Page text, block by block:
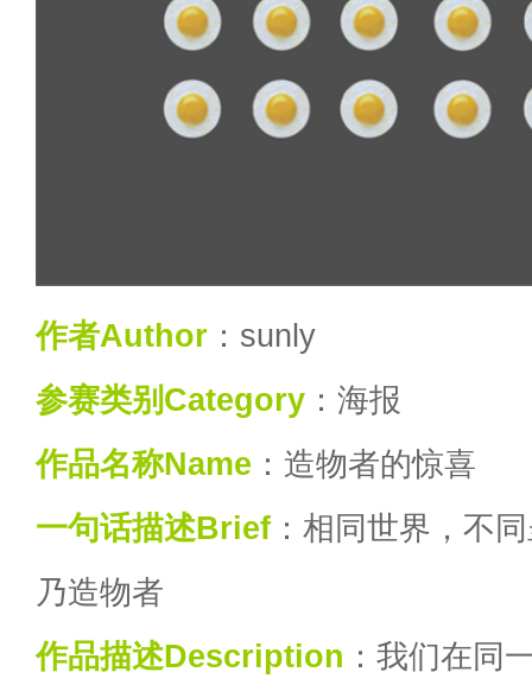
作者Author ：sunly
参赛类别Category ：海报
作品名称Name ：造物者的惊喜
一句话描述Brief ：相同世界，不
乃造物者
作品描述Description ：我们在同